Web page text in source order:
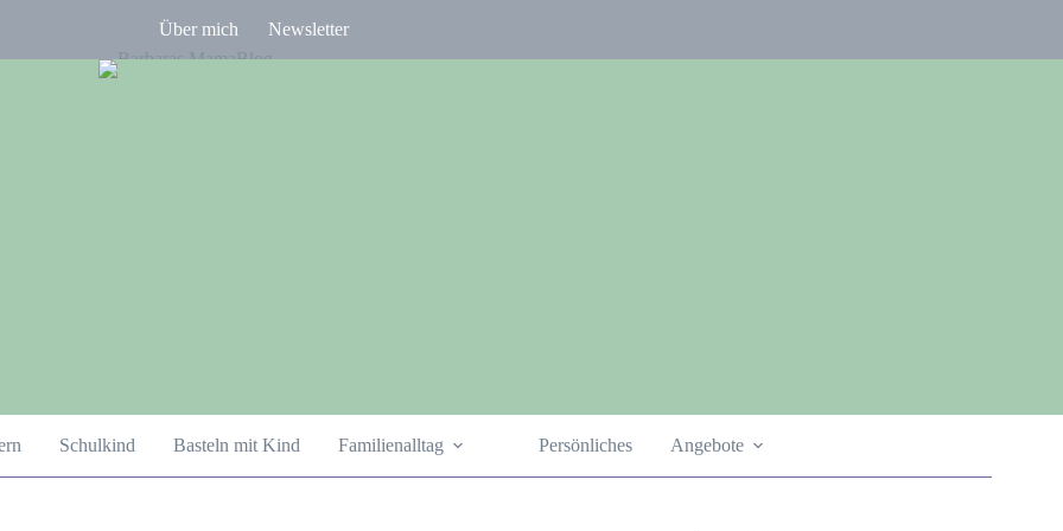
Über mich Newsletter
Schulkind Basteln mit Kind Familienalltag Persönliches Angebote